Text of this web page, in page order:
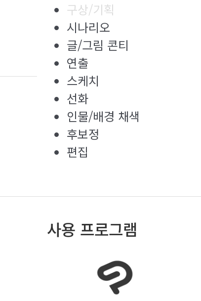
구상/기획
시나리오
글/그림 콘티
연출
스케치
선화
인물/배경 채색
후보정
편집
사용 프로그램